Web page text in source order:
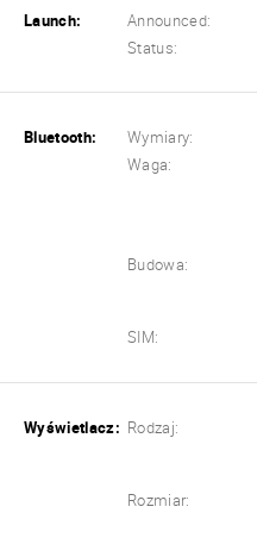
Launch: Announced:
Status:
Bluetooth: Wymiary:
Waga:
Budowa:
SIM:
Wyświetlacz: Rodzaj:
Rozmiar: